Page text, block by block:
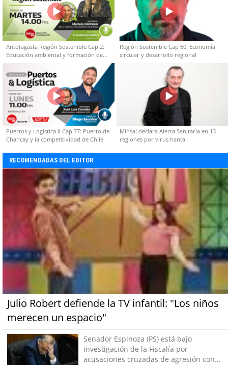
Antofagasta Región Sostenible Cap.2:
Educación ambiental y formación de
capacidades técnicas
Región Sostenible Cap 60: Economía
circular y desarrollo regional
Puertos y Logística II Cap 77: Puerto de
Chancay y la competitividad de Chile
Minsal declara Alerta Sanitaria en 13
regiones por virus hanta
RECOMENDADAS DEL EDITOR
Julio Robert defiende la TV infantil: "Los niños
merecen un espacio"
Senador Espinoza (PS) está bajo
investigación de la Fiscalía por
acusaciones cruzadas de agresión con